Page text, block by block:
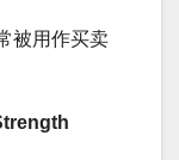
被用作买卖